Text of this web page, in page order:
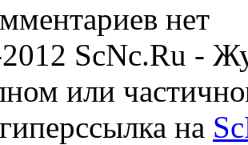
нет
ScNc.Ru -
или
на